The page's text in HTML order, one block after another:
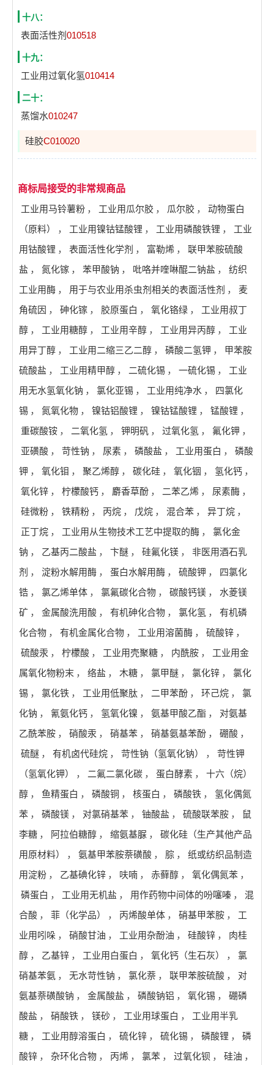
十八：
表面活性剂 010518
十九：
工业用过氧化氢010414
二十：
蒸馏水010247
硅胶C010020
商标局接受的非常规商品
工业用马铃薯粉 ， 工业用瓜尔胶 ， 瓜尔胶 ，
动物蛋白
（原料）
， 工业用镍钴锰酸锂 ， 工业用磷酸铁锂 ，
工业
用钴酸锂 ， 表面活性化学剂 ， 富勒烯 ，
联甲苯胺硫酸
盐 ， 氮化镓 ， 苯甲酸钠 ， 吡咯并喹啉醌二钠盐 ，
纺织
工业用酶 ， 用于与农业用杀虫剂相关的表面活性剂 ，
麦
角硫因 ， 砷化镓 ， 胶原蛋白 ， 氧化铬绿 ，
工业用叔丁
醇 ， 工业用糖醇 ， 工业用辛醇 ， 工业用异丙醇 ，
工业
用异丁醇 ， 工业用二缩三乙二醇 ， 磷酸二氢钾 ，
甲苯胺
硫酸盐 ， 工业用精甲醇 ， 二硫化锡 ， 一硫化锡 ，
工业
用无水氢氧化钠 ， 氯化亚锡 ， 工业用纯净水 ，
四氯化
锡 ， 氮氧化物 ， 镍钴铝酸锂 ， 镍钴锰酸锂 ， 锰酸锂 ，
重碳酸铵 ， 二氧化氢 ， 钾明矾 ， 过氧化氢 ， 氟化钾 ，
亚磺酸 ， 苛性钠 ， 尿素 ， 磷酸盐 ， 工业用蛋白 ，
磷酸
钾 ， 氧化钼 ， 聚乙烯醇 ， 碳化硅 ， 氧化铟 ， 氢化钙 ，
氧化锌 ， 柠檬酸钙 ， 麝香草酚 ， 二苯乙烯 ， 尿素酶 ，
硅微粉 ， 铁精粉 ， 丙烷 ， 戊烷 ， 混合苯 ， 异丁烷 ，
正丁烷 ， 工业用从生物技术工艺中提取的酶 ，
氯化金
钠 ， 乙基丙二酸盐 ， 卞醚 ， 硅氟化镁 ，
非医用酒石乳
剂 ， 淀粉水解用酶 ， 蛋白水解用酶 ， 硫酸钾 ，
四氯化
锆 ， 氯乙烯单体 ， 氯氟碳化合物 ， 碳酸钙镁 ，
水菱镁
矿 ， 金属酸洗用酸 ， 有机砷化合物 ， 氯化氢 ，
有机磷
化合物 ， 有机金属化合物 ， 工业用溶菌酶 ， 硫酸锌 ，
硫酸汞 ， 柠檬酸 ， 工业用壳聚糖 ， 内酰胺 ，
工业用金
属氧化物粉末 ， 络盐 ， 木糖 ， 氯甲醚 ， 氯化锌 ，
氯化
锡 ， 氯化铁 ， 工业用低聚肽 ， 二甲苯酚 ， 环己烷 ，
氯
化钠 ， 氰氨化钙 ， 氢氧化镍 ， 氨基甲酸乙酯 ，
对氨基
乙酰苯胺 ， 硝酸汞 ， 硝基苯 ， 硝基氨基苯酚 ， 硼酸 ，
硫醚 ， 有机卤代硅烷 ， 苛性钠（氢氧化钠） ，
苛性钾
（氢氧化钾）
， 二氟二氯化碳 ， 蛋白酵素 ，
十六（烷）
醇 ， 鱼精蛋白 ， 磷酸铜 ， 核蛋白 ， 磷酸铁 ，
氢化偶氮
苯 ， 磷酸镁 ， 对氯硝基苯 ， 铀酸盐 ， 硫酸联苯胺 ，
鼠
李糖 ， 阿拉伯糖醇 ， 缩氨基脲 ，
碳化硅（生产其他产品
用原材料）
， 氨基甲苯胺萘磺酸 ， 腙 ，
纸或纺织品制造
用淀粉 ， 乙基碘化锌 ， 呋喃 ， 赤藓醇 ， 氧化偶氮苯 ，
磷蛋白 ， 工业用无机盐 ， 用作药物中间体的吩噻嗪 ，
混
合酸 ， 菲（化学品） ， 丙烯酸单体 ， 硝基甲苯胺 ，
工
业用吲哚 ， 硝酸甘油 ， 工业用杂酚油 ， 硅酸锌 ，
肉桂
醇 ， 乙基锌 ， 工业用白蛋白 ， 氧化钙（生石灰） ，
氯
硝基苯氨 ， 无水苛性钠 ， 氯化萘 ， 联甲苯胺硫酸 ，
对
氨基萘磺酸钠 ， 金属酸盐 ， 磷酸钠铝 ， 氧化锡 ，
硼磷
酸盐 ， 硝酸铁 ， 镁砂 ， 工业用球蛋白 ，
工业用半乳
糖 ， 工业用醇溶蛋白 ， 硫化锌 ， 硫化锡 ， 磷酸锂 ，
磷
酸锌 ， 杂环化合物 ， 丙烯 ， 氯苯 ， 过氧化钡 ， 硅油 ，